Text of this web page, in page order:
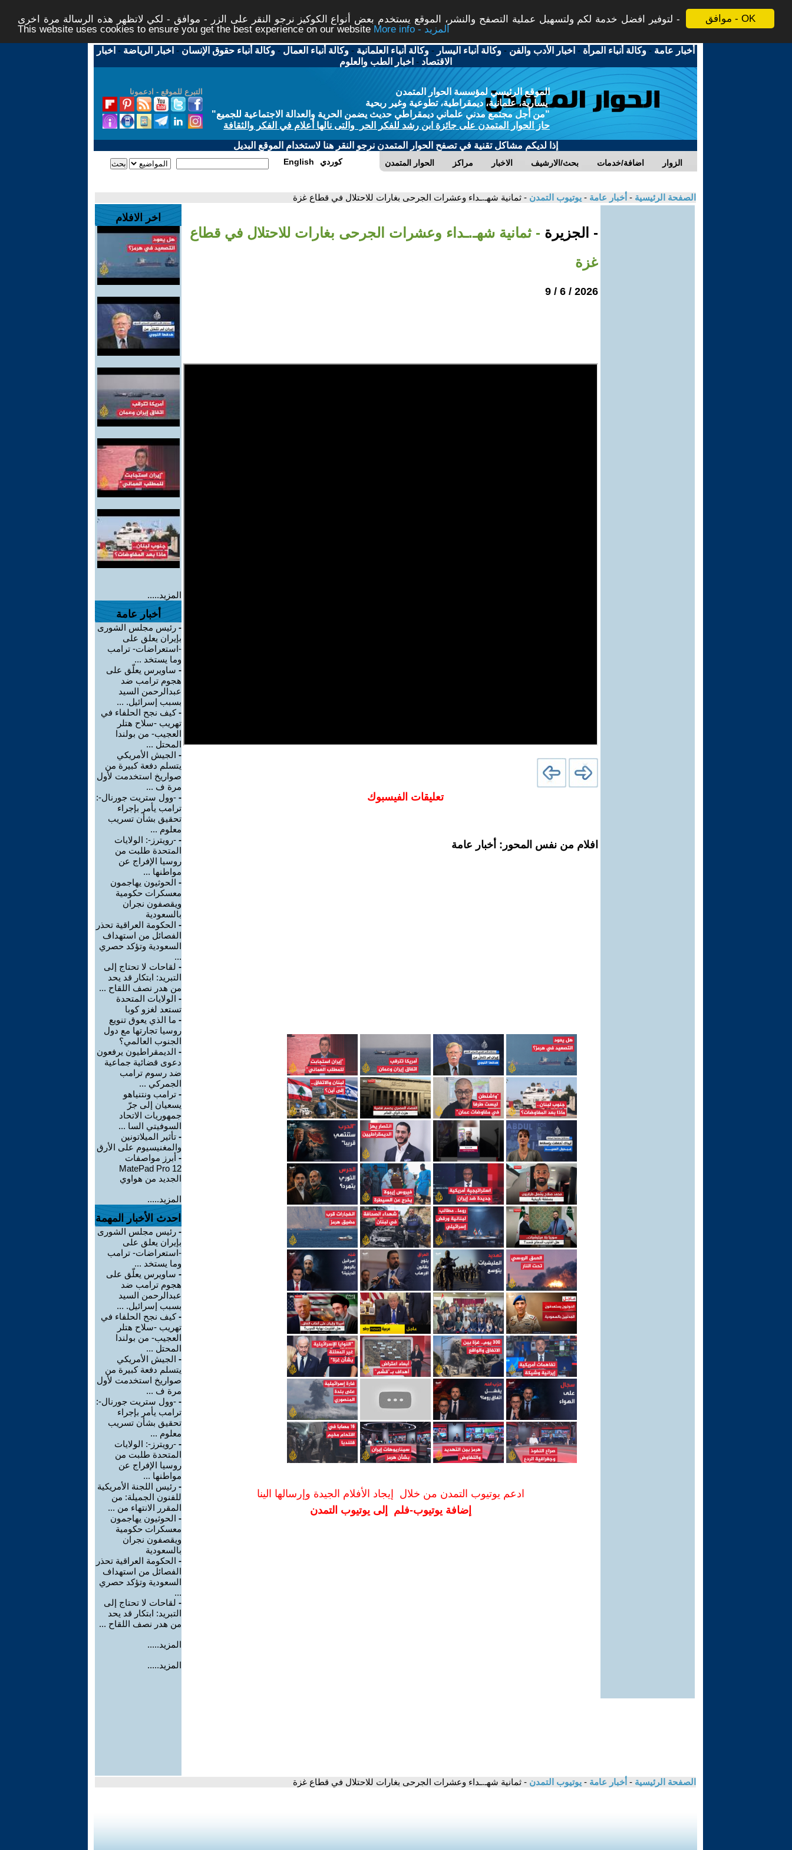
موافق - OK
لتوفير افضل خدمة لكم ولتسهيل عملية التصفح والنشر، الموقع يستخدم بعض أنواع الكوكيز نرجو النقر على الزر - موافق - لكي لاتظهر هذه الرسالة مرة اخرى -
This website uses cookies to ensure you get the best experience on our website
More info - المزيد
أخبار عامة -وكالة أنباء المرأة - اخبار الأدب والفن -وكالة أنباء اليسار -وكالة أنباء العلمانية -وكالة أنباء العمال -وكالة أنباء حقوق الإنسان - اخبار الرياضة - اخبار
الاقتصاد - اخبار الطب والعلوم
التبرع للموقع - ادعمونا
الموقع الرئيسي لمؤسسة الحوار المتمدن
يسارية، علمانية، ديمقراطية، تطوعية وغير ربحية
"من أجل مجتمع مدني علماني ديمقراطي حديث يضمن الحرية والعدالة الاجتماعية للجميع"
حاز الحوار المتمدن على جائزة ابن رشد للفكر الحر والتى نالها أعلام في الفكر والثقافة
إذا لديكم مشاكل تقنية في تصفح الحوار المتمدن نرجو النقر هنا لاستخدام الموقع البديل
الحوار المتمدن مراكز الاخبار بحث/الارشيف اضافة/خدمات الزوار English كوردي
الصفحة الرئيسية - أخبار عامة - يوتيوب التمدن - ثمانية شهـ.ـداء وعشرات الجرحى بغارات للاحتلال في قطاع غزة
- الجزيرة - ثمانية شهـ.ـداء وعشرات الجرحى بغارات للاحتلال في قطاع
غزة
2026 / 6 / 9
تعليقات الفيسبوك
افلام من نفس المحور: أخبار عامة
ادعم يوتيوب التمدن من خلال إيجاد الأفلام الجيدة وإرسالها الينا
إضافة يوتيوب-فلم إلى يوتيوب التمدن
اخر الافلام
المزيد.....
أخبار عامة
- رئيس مجلس الشورى
بإيران يعلق على
-استعراضات- ترامب
وما يستخد ...
- ساويرس يعلّق على
هجوم ترامب ضد
عبدالرحمن السيد
بسبب إسرائيل. ...
-كيف نجح الحلفاء في
تهريب -سلاح هتلر
العجيب- من بولندا
المحتل ...
- الجيش الأمريكي
يتسلم دفعة كبيرة من
صواريخ استخدمت لأول
مرة ف ...
- -وول ستريت جورنال-:
ترامب يأمر بإجراء
تحقيق بشأن تسريب
معلوم ...
- -رويترز-: الولايات
المتحدة طلبت من
روسيا الإفراج عن
مواطنها ...
- الحوثيون يهاجمون
معسكرات حكومية
ويقصفون نجران
بالسعودية
- الحكومة العراقية تحذر
الفصائل من استهداف
السعودية وتؤكد حصري
...
- لقاحات لا تحتاج إلى
التبريد: ابتكار قد يحد
من هدر نصف اللقاح ...
- الولايات المتحدة
تستعد لغزو كوبا
- ما الذي يعوق تنويع
روسيا تجارتها مع دول
الجنوب العالمي؟
- الديمقراطيون يرفعون
دعوى قضائية جماعية
ضد رسوم ترامب
الجمركي ...
- ترامب ونتنياهو
يسعيان إلى جرّ
جمهوريات الاتحاد
السوفيتي السا ...
- تأثير الميلاتونين
والمغنيسيوم على الأرق
- أبرز مواصفات
MatePad Pro 12
الجديد من هواوي
المزيد.....
احدث الأخبار المهمة
- رئيس مجلس الشورى
بإيران يعلق على
-استعراضات- ترامب
وما يستخد ...
- ساويرس يعلّق على
هجوم ترامب ضد
عبدالرحمن السيد
بسبب إسرائيل. ...
-كيف نجح الحلفاء في
تهريب -سلاح هتلر
العجيب- من بولندا
المحتل ...
- الجيش الأمريكي
يتسلم دفعة كبيرة من
صواريخ استخدمت لأول
مرة ف ...
- -وول ستريت جورنال-:
ترامب يأمر بإجراء
تحقيق بشأن تسريب
معلوم ...
- -رويترز-: الولايات
المتحدة طلبت من
روسيا الإفراج عن
مواطنها ...
- رئيس اللجنة الأمريكية
للفنون الجميلة: من
المقرر الانتهاء من ...
- الحوثيون يهاجمون
معسكرات حكومية
ويقصفون نجران
بالسعودية
- الحكومة العراقية تحذر
الفصائل من استهداف
السعودية وتؤكد حصري
...
- لقاحات لا تحتاج إلى
التبريد: ابتكار قد يحد
من هدر نصف اللقاح ...
المزيد.....
المزيد.....
الصفحة الرئيسية - أخبار عامة - يوتيوب التمدن - ثمانية شهـ.ـداء وعشرات الجرحى بغارات للاحتلال في قطاع غزة